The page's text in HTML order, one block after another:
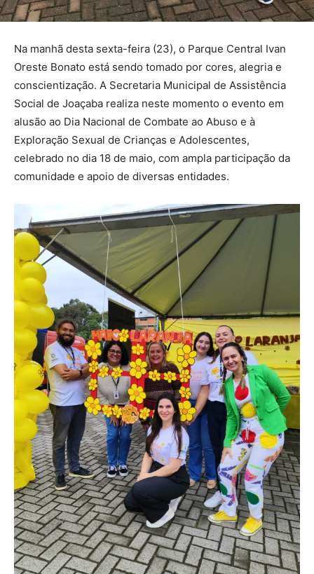
Na manhã desta sexta-feira (23), o Parque Central Ivan
Oreste Bonato está sendo tomado por cores, alegria e
conscientização. A Secretaria Municipal de Assistência
Social de Joaçaba realiza neste momento o evento em
alusão ao Dia Nacional de Combate ao Abuso e à
Exploração Sexual de Crianças e Adolescentes,
celebrado no dia 18 de maio, com ampla participação da
comunidade e apoio de diversas entidades.